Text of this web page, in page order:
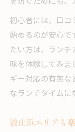
地元グ
ご当地グル
今治ラ
波方穂
地元お
ランチ
初心者には、口コ
始めるのが安心で
たい方は、ラン
味を体験してみ
ギー対応の有無
なランチタイムに
波止浜エリアも